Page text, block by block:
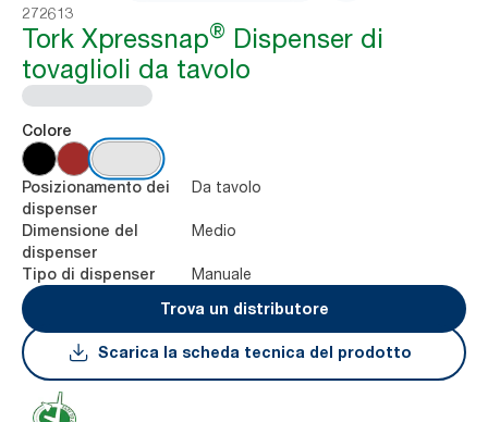
272613
Tork Xpressnap® Dispenser di
tovaglioli da tavolo
Colore
Posizionamento dei
dispenser
Da tavolo
Dimensione del
dispenser
Medio
Tipo di dispenser
Manuale
Trova un distributore
Scarica la scheda tecnica del prodotto